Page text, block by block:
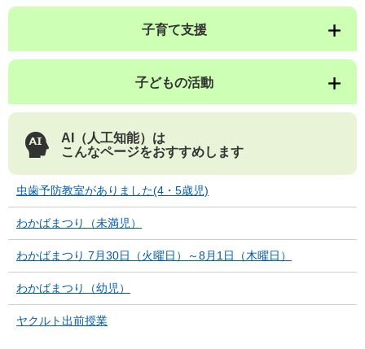
子育て支援
子どもの活動
AI（人工知能）は
こんなページをおすすめします
虫歯予防教室がありました(4・5歳児)
わかばまつり（未満児）
わかばまつり 7月30日（火曜日）～8月1日（木曜日）
わかばまつり（幼児）
ヤクルト出前授業